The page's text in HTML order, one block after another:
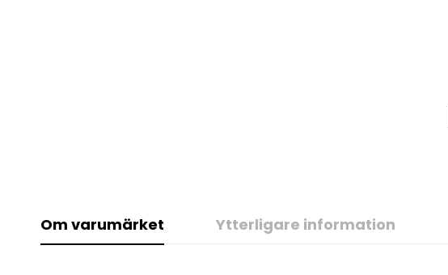
Om varumärket Ytterligare information